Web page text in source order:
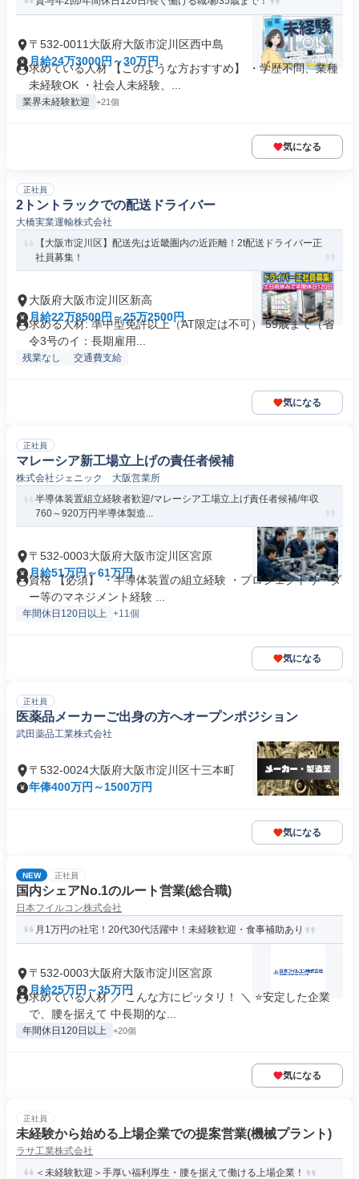
〒532-0011大阪府大阪市淀川区西中島
月給24万3000円～30万円
求めている人材 【このような方おすすめ】 ・学歴不問、業種
未経験OK ・社会人未経験、...
業界未経験歓迎 +21個
気になる
正社員
2トントラックでの配送ドライバー
大橋実業運輸株式会社
【大阪市淀川区】配送先は近畿圏内の近距離！2t配送ドライバー正
社員募集！
大阪府大阪市淀川区新高
月給22万8500円～25万2500円
求める人材: 準中型免許以上（AT限定は不可） 59歳まで（省
令3号のイ：長期雇用...
残業なし 交通費支給
気になる
正社員
マレーシア新工場立上げの責任者候補
株式会社ジェニック 大阪営業所
半導体装置組立経験者歓迎/マレーシア工場立上げ責任者候補/年収
760～920万円半導体製造...
〒532-0003大阪府大阪市淀川区宮原
月給51万円～61万円
資格 【必須】 ・半導体装置の組立経験 ・プロジェクトリーダ
ー等のマネジメント経験 ...
年間休日120日以上 +11個
気になる
正社員
医薬品メーカーご出身の方へオープンポジション
武田薬品工業株式会社
〒532-0024大阪府大阪市淀川区十三本町
年俸400万円～1500万円
気になる
NEW 正社員
国内シェアNo.1のルート営業(総合職)
日本フイルコン株式会社
月1万円の社宅！20代30代活躍中！未経験歓迎・食事補助あり
〒532-0003大阪府大阪市淀川区宮原
月給25万円～35万円
求めている人材 ／ こんな方にピッタリ！ ＼ ⭐安定した企業
で、腰を据えて 中長期的な...
年間休日120日以上 +20個
気になる
正社員
未経験から始める上場企業での提案営業(機械プラント)
ラサ工業株式会社
＜未経験歓迎＞手厚い福利厚生・腰を据えて働ける上場企業！